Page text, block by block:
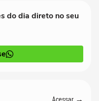
do dia direto no seu
Acessar →